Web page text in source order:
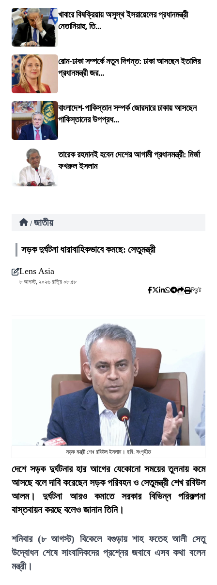
খাবারে বিষক্রিয়ায় অসুস্থ ইসরায়েলের প্রধানমন্ত্রী
নেতানিয়াহু, তি...
রোম-ঢাকা সম্পর্কে নতুন দিগন্ত: ঢাকা আসছেন ইতালির
প্রধানমন্ত্রী জর...
বাংলাদেশ-পাকিস্তান সম্পর্ক জোরদারে ঢাকায় আসছেন
পাকিস্তানের উপপ্রধ...
তারেক রহমানই হবেন দেশের আগামী প্রধানমন্ত্রী: মির্জা
ফখরুল ইসলাম
/ জাতীয়
সড়ক দুর্ঘটনা ধারাবাহিকভাবে কমছে: সেতুমন্ত্রী
Lens Asia
৮ আগস্ট, ২০২৬ রাত্রি ০৮:৫৮
প্রিন্ট
সড়ক মন্ত্রী শেখ রবিউল ইসলাম। ছবি: সংগৃহীত
দেশে সড়ক দুর্ঘটনার হার আগের যেকোনো সময়ের তুলনায় কমে
আসছে বলে দাবি করেছেন সড়ক পরিবহন ও সেতুমন্ত্রী শেখ রবিউল
আলম। দুর্ঘটনা আরও কমাতে সরকার বিভিন্ন পরিকল্পনা
বাস্তবায়ন করছে বলেও জানান তিনি।
শনিবার (৮ আগস্ট) বিকেলে বগুড়ায় শাহ ফতেহ আলী সেতু
উদ্বোধন শেষে সাংবাদিকদের প্রশ্নের জবাবে এসব কথা বলেন
মন্ত্রী।